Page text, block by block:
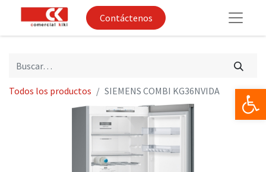
Contáctenos
Todos los productos SIEMENS COMBI KG36NVIDA